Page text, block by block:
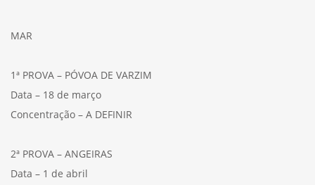
MAR
1ª PROVA – PÓVOA DE VARZIM
Data – 18 de março
Concentração – A DEFINIR
2ª PROVA – ANGEIRAS
Data – 1 de abril